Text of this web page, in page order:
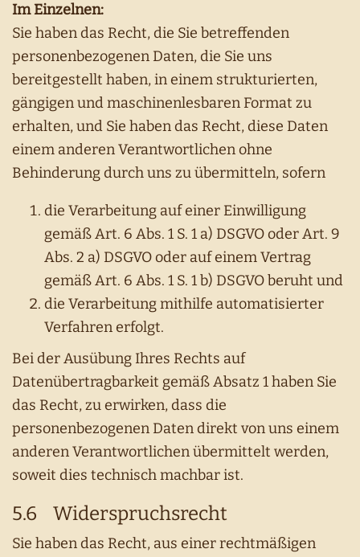
Im Einzelnen:
Sie haben das Recht, die Sie betreffenden
personenbezogenen Daten, die Sie uns
bereitgestellt haben, in einem strukturierten,
gängigen und maschinenlesbaren Format zu
erhalten, und Sie haben das Recht, diese Daten
einem anderen Verantwortlichen ohne
Behinderung durch uns zu übermitteln, sofern
die Verarbeitung auf einer Einwilligung
gemäß Art. 6 Abs. 1 S. 1 a) DSGVO oder Art. 9
Abs. 2 a) DSGVO oder auf einem Vertrag
gemäß Art. 6 Abs. 1 S. 1 b) DSGVO beruht und
die Verarbeitung mithilfe automatisierter
Verfahren erfolgt.
Bei der Ausübung Ihres Rechts auf
Datenübertragbarkeit gemäß Absatz 1 haben Sie
das Recht, zu erwirken, dass die
personenbezogenen Daten direkt von uns einem
anderen Verantwortlichen übermittelt werden,
soweit dies technisch machbar ist.
5.6 Widerspruchsrecht
Sie haben das Recht, aus einer rechtmäßigen